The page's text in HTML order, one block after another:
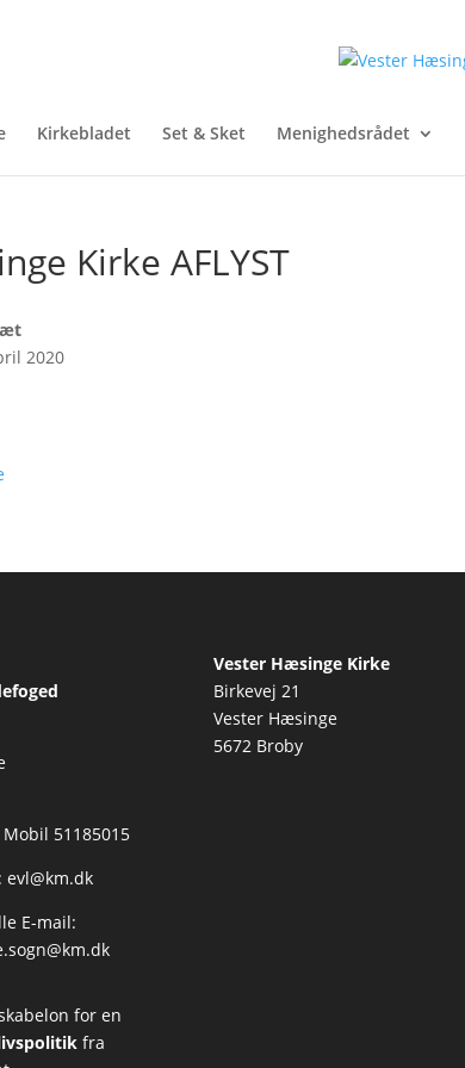
Kirkebladet Set & Sket Menighedsrådet
Kirke AFLYST
2020
51185015
evl@km.dk
E-mail:
for en
fra
Vester Hæsinge Kirke
Birkevej 21
Vester Hæsinge
5672 Broby